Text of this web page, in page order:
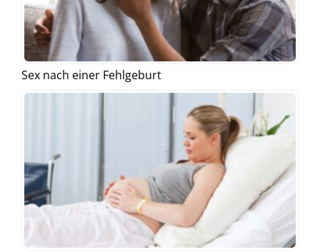
Sex nach einer Fehlgeburt